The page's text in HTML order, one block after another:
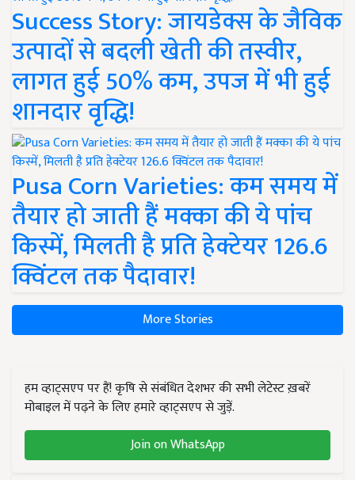
Success Story: जायडेक्स के जैविक
उत्पादों से बदली खेती की तस्वीर,
लागत हुई 50% कम, उपज में भी हुई
शानदार वृद्धि!
Pusa Corn Varieties: कम समय में
तैयार हो जाती हैं मक्का की ये पांच
किस्में, मिलती है प्रति हेक्टेयर 126.6
क्विंटल तक पैदावार!
More Stories
हम व्हाट्सएप पर हैं! कृषि से संबंधित देशभर की सभी लेटेस्ट ख़बरें
मोबाइल में पढ़ने के लिए हमारे व्हाट्सएप से जुड़ें.
Join on WhatsApp